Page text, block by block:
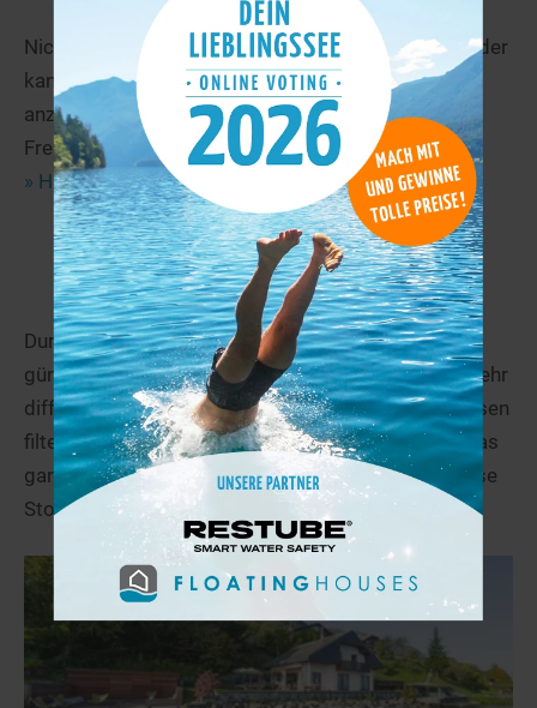
Nicht der richtige See dabei? Über den Seen.de-Finder
kannst Du Dir noch weitere Seen in und um Wietze
anzeigen lassen und beispielsweise nach
Freizeitangeboten sortieren.
» Hier geht es zum Finder
Ferienunterkünfte in Wietze
Durchstöbere unsere Auswahl an schönen und
günstigen Ferienwohnungen in Wietze. Du kannst sehr
differenziert nach Deinen Wünschen und Bedürfnissen
filtern und Dein Traumdomizil direkt buchen. Und das
ganz ohne Risiko, wenn Du mit dem Filter kostenlose
Stornierung suchst.